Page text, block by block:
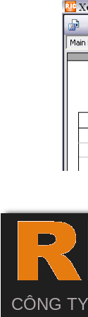
CÔNG